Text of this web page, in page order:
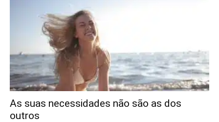
As suas necessidades não são as dos
outros